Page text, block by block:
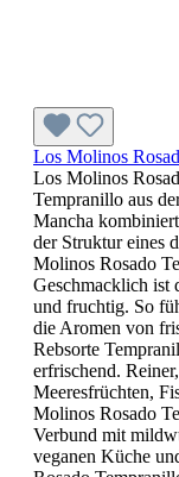
Los Molinos
Los Molinos
Tempranillo aus
Mancha
der Struktur eines
Molinos Rosado
Geschmacklich ist
und fruchtig. So
die Aromen von
Rebsorte
erfrischend.
Meeresfrüchten,
Molinos Rosado
Verbund mit
veganen Küche